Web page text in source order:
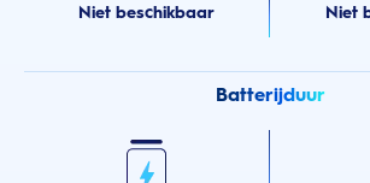
Niet beschikbaar Niet
Batterijduur